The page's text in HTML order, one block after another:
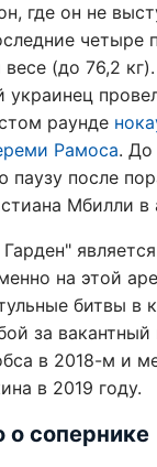
где он не
четыре
(до 76,2
раунде
Рамоса. До
паузу после
Мбилли в
на этой
битвы в
за вакантный
в 2018-м и
в 2019 году.
о сопернике